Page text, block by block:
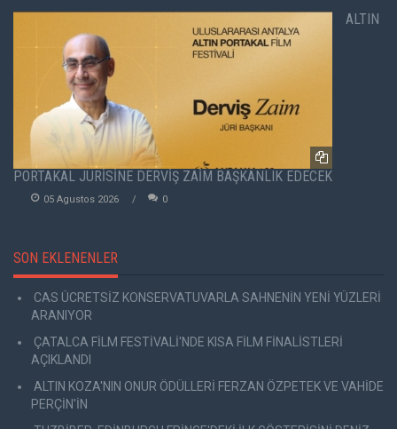
ALTIN
PORTAKAL JÜRİSİNE DERVİŞ ZAİM BAŞKANLIK EDECEK
05 Agustos 2026 0
SON EKLENENLER
CAS ÜCRETSİZ KONSERVATUVARLA SAHNENİN YENİ YÜZLERİ
ARANIYOR
ÇATALCA FİLM FESTİVALİ'NDE KISA FİLM FİNALİSTLERİ
AÇIKLANDI
ALTIN KOZA'NIN ONUR ÖDÜLLERİ FERZAN ÖZPETEK VE VAHİDE
PERÇİN'İN